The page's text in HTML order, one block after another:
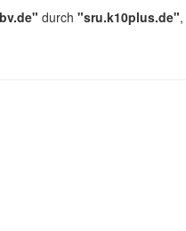
durch "sru.k10plus.de",